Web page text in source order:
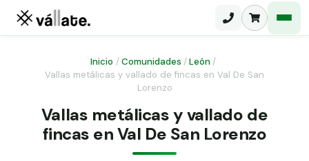
Malla electrosoldada
Malla ganadera
Puerta abatible dos hojas
Puerta acceso peatonal
Inicio /Comunidades /León /
Vallas metálicas y vallado de fincas en Val De San
Lorenzo
Vallas metálicas y vallado de
fincas en Val De San Lorenzo